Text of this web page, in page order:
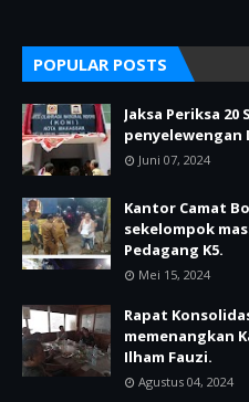
POPULAR POSTS
Jaksa Periksa
penyelewengan
Juni 07, 2024
Kantor Camat
sekelompok
Pedagang K5.
Mei 15, 2024
Rapat
memenangkan
Ilham Fauzi.
Agustus 04, 2024